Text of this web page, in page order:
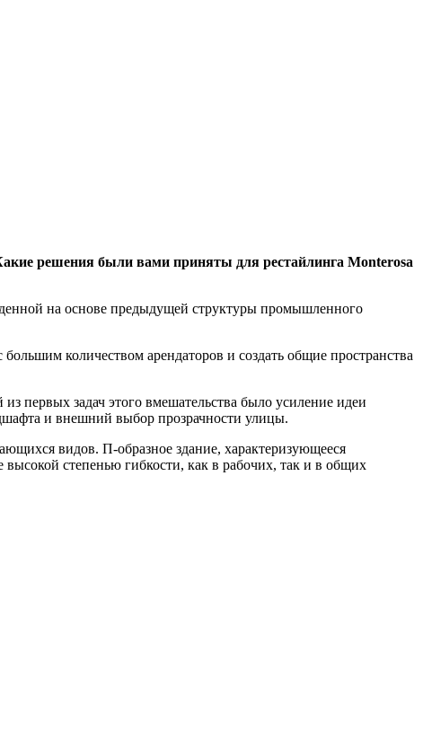
решения были вами приняты для рестайлинга Monterosa
на основе предыдущей структуры промышленного
количеством арендаторов и создать общие пространства
первых задач этого вмешательства было усиление идеи
и внешний выбор прозрачности улицы.
видов. П-образное здание, характеризующееся
степенью гибкости, как в рабочих, так и в общих